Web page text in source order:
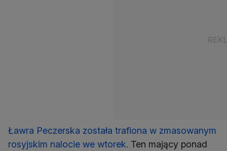
Ławra Peczerska została trafiona w zmasowanym
rosyjskim nalocie we wtorek. Ten mający ponad